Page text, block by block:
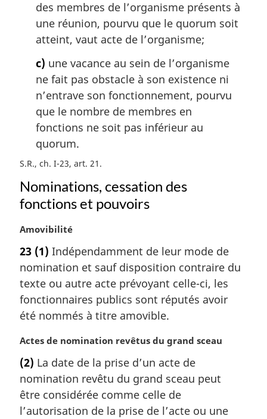
des membres de l’organisme présents à
une réunion, pourvu que le quorum soit
atteint, vaut acte de l’organisme;
c) une vacance au sein de l’organisme
ne fait pas obstacle à son existence ni
n’entrave son fonctionnement, pourvu
que le nombre de membres en
fonctions ne soit pas inférieur au
quorum.
S.R., ch. I-23, art. 21
Nominations, cessation des
fonctions et pouvoirs
N
t
e
m
a
r
g
n
a
e
:
Amovibilité
23 (1) Indépendamment de leur mode de
nomination et sauf disposition contraire du
texte ou autre acte prévoyant celle-ci, les
fonctionnaires publics sont réputés avoir
été nommés à titre amovible.
N
t
e
m
a
Actes de nomination revêtus du grand sceau
(2) La date de la prise d’un acte de
nomination revêtu du grand sceau peut
être considérée comme celle de
l’autorisation de la prise de l’acte ou une